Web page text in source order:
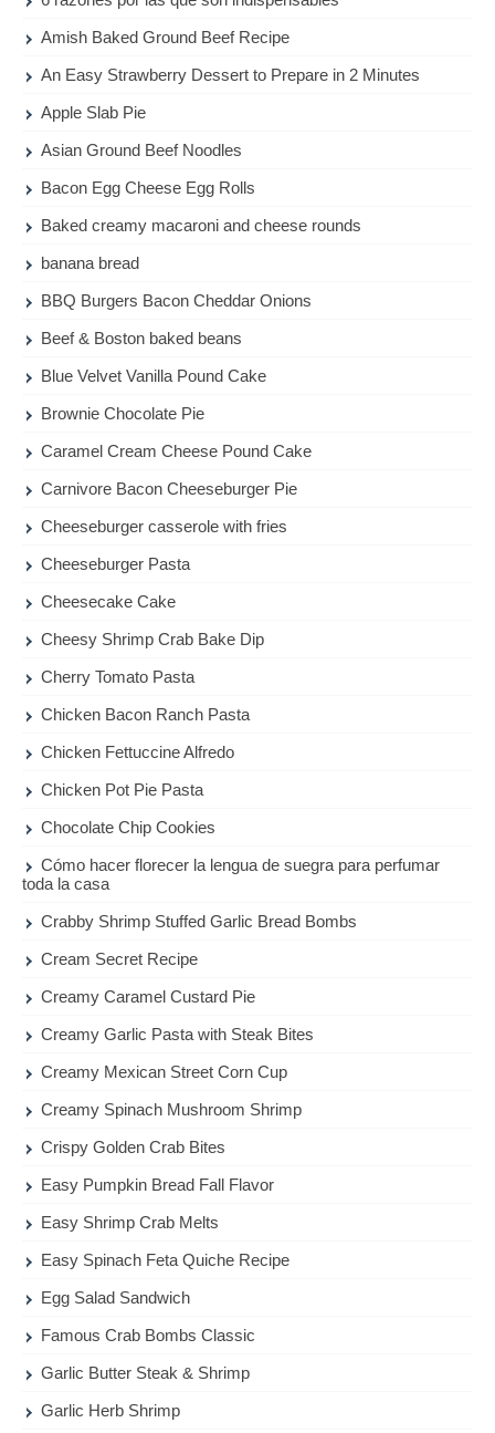
Amish Baked Ground Beef Recipe
An Easy Strawberry Dessert to Prepare in 2 Minutes
Apple Slab Pie
Asian Ground Beef Noodles
Bacon Egg Cheese Egg Rolls
Baked creamy macaroni and cheese rounds
banana bread
BBQ Burgers Bacon Cheddar Onions
Beef & Boston baked beans
Blue Velvet Vanilla Pound Cake
Brownie Chocolate Pie
Caramel Cream Cheese Pound Cake
Carnivore Bacon Cheeseburger Pie
Cheeseburger casserole with fries
Cheeseburger Pasta
Cheesecake Cake
Cheesy Shrimp Crab Bake Dip
Cherry Tomato Pasta
Chicken Bacon Ranch Pasta
Chicken Fettuccine Alfredo
Chicken Pot Pie Pasta
Chocolate Chip Cookies
Cómo hacer florecer la lengua de suegra para perfumar
toda la casa
Crabby Shrimp Stuffed Garlic Bread Bombs
Cream Secret Recipe
Creamy Caramel Custard Pie
Creamy Garlic Pasta with Steak Bites
Creamy Mexican Street Corn Cup
Creamy Spinach Mushroom Shrimp
Crispy Golden Crab Bites
Easy Pumpkin Bread Fall Flavor
Easy Shrimp Crab Melts
Easy Spinach Feta Quiche Recipe
Egg Salad Sandwich
Famous Crab Bombs Classic
Garlic Butter Steak & Shrimp
Garlic Herb Shrimp